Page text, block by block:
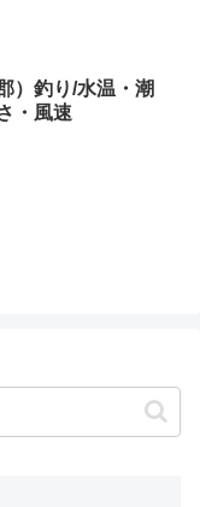
）釣り/水温・潮
・風速